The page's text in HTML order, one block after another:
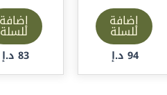
إضافة
للسلة
94 د.إ
إضافة
للسلة
83 د.إ